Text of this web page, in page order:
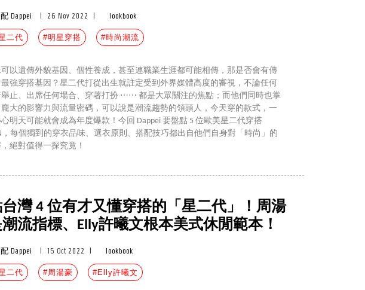
Dappei 26 Nov 2022 lookbook
二代 #明星穿搭 #時尚潮流
可以遺傳外貌基因、個性養成，甚至連職業生涯都可能相傳，那是否會有傳
強穿搭基因？星二代打從出生就註定受到外界媒體高度的審視，不論任何
舉止、出席任何場合、穿著打扮 ⋯⋯ 都是大眾關注的焦點；而他們同時也掌
大的影響力與流量密碼，可以說是潮流趨勢的領頭人，今天穿的款式，一
明天可能就會成為年度爆款！今回 Dappei 要盤點 5 位歐美星二代穿搭
，每個獨到的穿衣品味、選衣原則、搭配技巧都出自他們自身對「時尚」的
，絕對值得一探究竟！
灣 4 位有才又懂穿搭的「星二代」！周湯
流指標、Elly許曦文根本美式休閒範本！
Dappei 15 Oct 2022 lookbook
二代 #周湯豪 #Elly許曦文